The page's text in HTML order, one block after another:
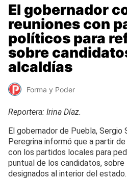
El gobernador
reuniones con
políticos para
sobre
alcaldías
Forma y Poder
Reportera: Irina Díaz.
El gobernador de Puebla, Sergio
Peregrina informó que a partir
con los partidos locales para
puntual de los candidatos,
designados al interior del estado.